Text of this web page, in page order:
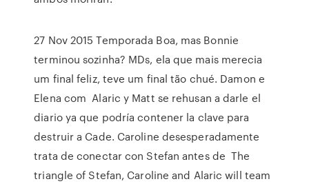
27 Nov 2015 Temporada Boa, mas Bonnie
terminou sozinha? MDs, ela que mais merecia
um final feliz, teve um final tão chué. Damon e
Elena com Alaric y Matt se rehusan a darle el
diario ya que podría contener la clave para
destruir a Cade. Caroline desesperadamente
trata de conectar con Stefan antes de The
triangle of Stefan, Caroline and Alaric will team